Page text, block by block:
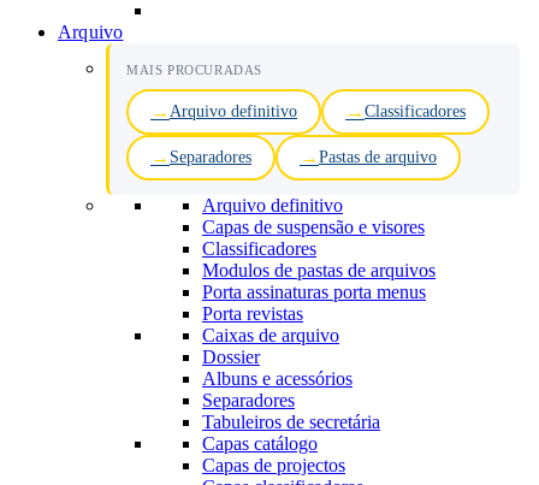
Arquivo
MAIS PROCURADAS
Arquivo definitivo Classificadores
Separadores Pastas de arquivo
Arquivo definitivo
Capas de suspensão e visores
Classificadores
Modulos de pastas de arquivos
Porta assinaturas porta menus
Porta revistas
Caixas de arquivo
Dossier
Albuns e acessórios
Separadores
Tabuleiros de secretária
Capas catálogo
Capas de projectos